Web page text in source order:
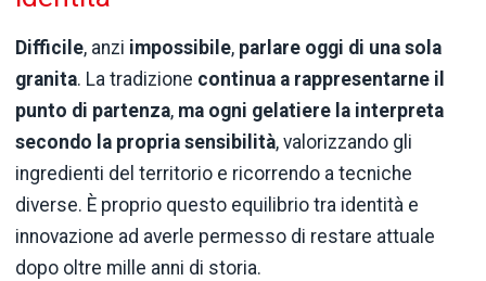
Difficile, anzi impossibile, parlare oggi di una sola
granita. La tradizione continua a rappresentarne il
punto di partenza, ma ogni gelatiere la interpreta
secondo la propria sensibilità, valorizzando gli
ingredienti del territorio e ricorrendo a tecniche
diverse. È proprio questo equilibrio tra identità e
innovazione ad averle permesso di restare attuale
dopo oltre mille anni di storia.